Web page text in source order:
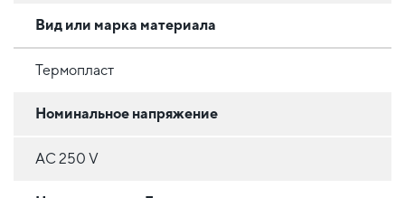
Вид или марка материала
Термопласт
Номинальное напряжение
AC 250 V